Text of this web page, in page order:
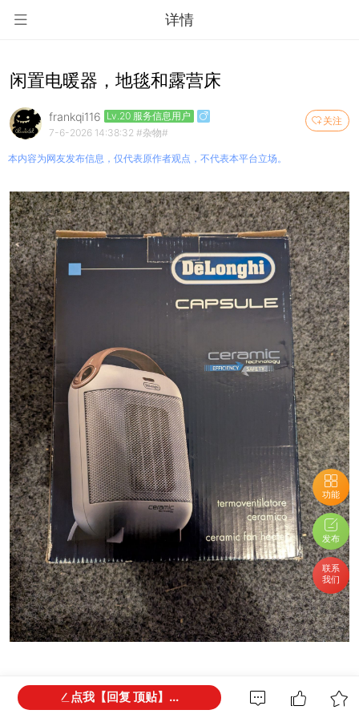
详情
功能
发布
联系
我们
闲置电暖器，地毯和露营床
关注
frankqi116 Lv.20 服务信息用户
7-6-2026 14:38:32 #杂物#
本内容为网友发布信息，仅代表原作者观点，不代表本平台立场。
电暖器 $30点我【回复 顶贴】...